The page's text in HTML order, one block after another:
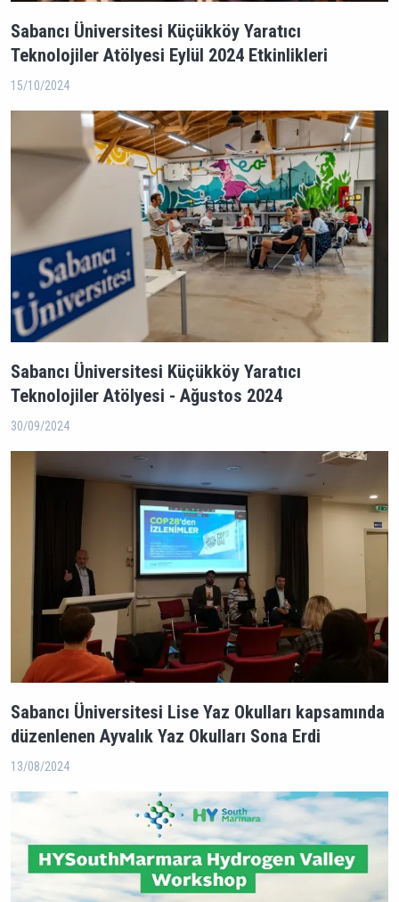
Sabancı Üniversitesi Küçükköy Yaratıcı
Teknolojiler Atölyesi Eylül 2024 Etkinlikleri
15/10/2024
Sabancı Üniversitesi Küçükköy Yaratıcı
Teknolojiler Atölyesi - Ağustos 2024
30/09/2024
Sabancı Üniversitesi Lise Yaz Okulları kapsamında
düzenlenen Ayvalık Yaz Okulları Sona Erdi
13/08/2024